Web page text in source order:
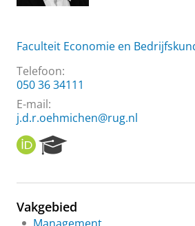
Faculteit Economie en
Telefoon:
050 36 34111
E-mail:
j.d.r.oehmichen@rug.nl
O
R
I
e
r
Vakgebied